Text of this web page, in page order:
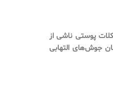
پوستی ناشی از
جوش‌های التهابی